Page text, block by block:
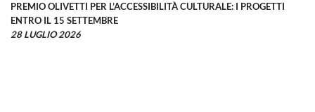
PREMIO OLIVETTI PER L’ACCESSIBILITÀ CULTURALE: I PROGETTI
ENTRO IL 15 SETTEMBRE
28 LUGLIO 2026